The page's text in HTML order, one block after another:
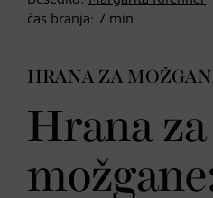
čas branja: 7 min
HRANA ZA
Hrana za